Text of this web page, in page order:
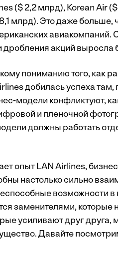
($ 2,2 млрд), Korean Air
млрд). Это даже больше,
авиакомпаний.
дробления акций выросла
пониманию того, как
добилась успеха там,
модели конфликтуют,
и пленочной
должны работать
опыт LAN Airlines,
настолько сильно
возможности
заменителями,
усиливают друг друга,
Давайте